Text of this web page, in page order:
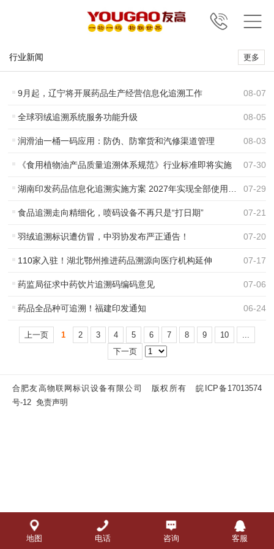
更多
行业新闻
08-07
9月起，辽宁将开展药品生产经营信息化追溯工作
08-05
全球羽绒追溯系统服务功能升级
08-03
润滑油一桶一码应用：防伪、防窜货和汽修渠道管理
07-30
《食用植物油产品质量追溯体系规范》行业标准即将实施
07-29
湖南印发药品信息化追溯实施方案 2027年实现全部使用单位扫码覆盖率100%
07-21
食品追溯走向精细化，喷码设备不再只是“打日期”
07-20
羽绒追溯标识遭仿冒，中羽协发布严正通告！
07-17
110家入驻！湖北鄂州推进药品溯源向医疗机构延伸
07-06
药监局征求中药饮片追溯码编码意见
06-24
药品全品种可追溯！福建印发通知
上一页 1 2 3 4 5 6 7 8 9 10
...
下一页
合肥友高物联网标识设备有限公司 版权所有皖ICP备17013574
号-12 免责声明
地图 电话 咨询 客服